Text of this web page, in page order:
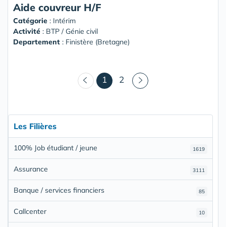
Aide couvreur H/F
Catégorie : Intérim
Activité : BTP / Génie civil
Departement : Finistère (Bretagne)
1 (courant)
2
Les Filières
1619
100% Job étudiant / jeune
3111
Assurance
85
Banque / services financiers
10
Callcenter